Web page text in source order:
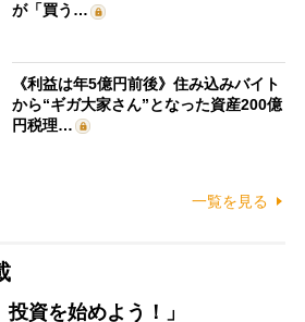
が「買う…
《利益は年5億円前後》住み込みバイト
から“ギガ大家さん”となった資産200億
円税理…
一覧を見る
資を始めよう！」